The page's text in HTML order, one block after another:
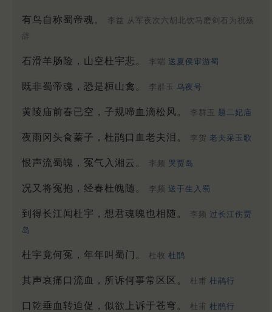
有鸟自称蜀帝魂。
李益 从军夜次六胡北饮马磨剑石为祝殇
辞
石滑羊肠险，山空杜宇悲。 李端 送夏侯审游蜀
既非蜀帝魂，恐是桓山禽。 李群玉 乌夜号
黄陵庙前春已空，子规啼血滴松风。 李群玉 题二妃庙
夜雨冈头食蓁子，杜鹃口血老夫泪。 李贺 老夫采玉歌
恨声流蜀魄，冤气入湘云。 李频 哭贾岛
况又将冤抱，经春杜魄随。 李频 送于生入蜀
到得长江闻杜宇，想君魂魄也相随。 李频 过长江伤贾
岛
杜宇竟何冤，年年叫蜀门。 杜牧 杜鹃
其声哀痛口流血，所诉何事常区区。 杜甫 杜鹃行
口乾垂血转迫促，似欲上诉于苍穹。 杜甫 杜鹃行